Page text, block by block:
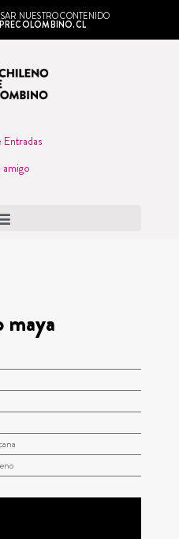
NUESTRO CONTENIDO
PRECOLOMBINO.CL
Entradas
amigo
maya